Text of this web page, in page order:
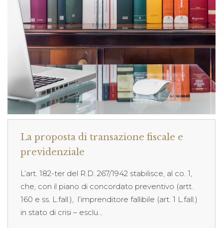
La proposta di transazione fiscale e
previdenziale
L’art. 182-ter del R.D. 267/1942 stabilisce, al co. 1,
che, con il piano di concordato preventivo (artt.
160 e ss. L.fall.), l’imprenditore fallibile (art. 1 L.fall.)
in stato di crisi – esclu...